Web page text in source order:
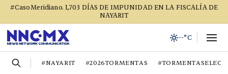
#CasoMeridiano. 1,703 DÍAS DE IMPUNIDAD EN LA FISCALÍA DE
NAYARIT
--°C
#NAYARIT #2026TORMENTAS